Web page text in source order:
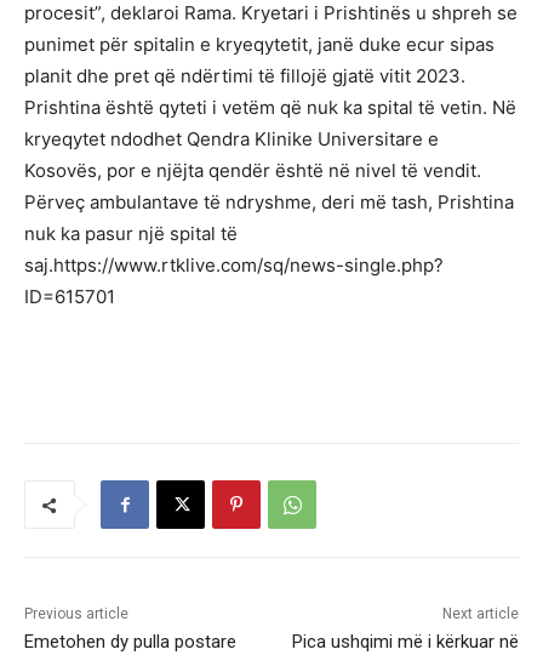
procesit”, deklaroi Rama. Kryetari i Prishtinës u shpreh se
punimet për spitalin e kryeqytetit, janë duke ecur sipas
planit dhe pret që ndërtimi të fillojë gjatë vitit 2023.
Prishtina është qyteti i vetëm që nuk ka spital të vetin. Në
kryeqytet ndodhet Qendra Klinike Universitare e
Kosovës, por e njëjta qendër është në nivel të vendit.
Përveç ambulantave të ndryshme, deri më tash, Prishtina
nuk ka pasur një spital të
saj.https://www.rtklive.com/sq/news-single.php?
ID=615701
Previous article
Emetohen dy pulla postare
Next article
Pica ushqimi më i kërkuar në